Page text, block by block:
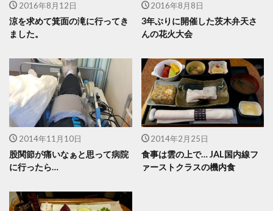
2016年8月12日
涼を求めて箕面の滝に行ってき
ました。
2016年8月8日
3年ぶりに開催した茨木弁天さ
んの花火大会
2014年11月10日
股関節が痛いなぁと思って病院
に行ったら…
2014年2月25日
食事は雲の上で… JAL国内線フ
ァーストクラスの機内食